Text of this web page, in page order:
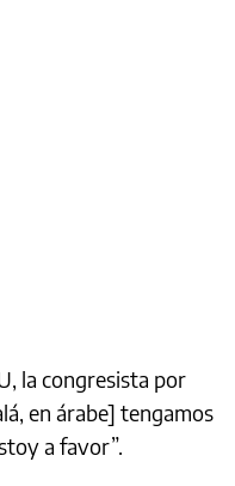
la congresista por
en árabe] tengamos
a favor”.